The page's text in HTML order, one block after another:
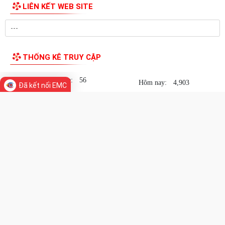
Hội Cựu Thanh niên xung phong phường Hồng An tổ chức kỷ niệm 76
năm Ngày truyền thống lực lượng...
79 năm Ngày Thương binh - Liệt sĩ.
Phường Hồng An triển khai mô hình “Chính quyền thân thiện” Trao
niềm vui, sẻ chia cùng Nhân dân.
LIÊN KẾT WEB SITE
THỐNG KÊ TRUY CẬP
Đang online: 56 Hôm nay:
4,903
Đã kết nối EMC